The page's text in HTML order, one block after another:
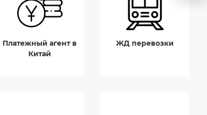
Платежный агент в
Китай
ЖД перевозки